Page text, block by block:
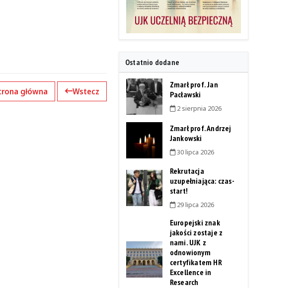
główna Wstecz
Ostatnio dodane
Zmarł prof. Jan
Pacławski
2 sierpnia 2026
Zmarł prof. Andrzej
Jankowski
30 lipca 2026
Rekrutacja
uzupełniająca: czas-
start!
29 lipca 2026
Europejski znak
jakości zostaje z
nami. UJK z
odnowionym
certyfikatem HR
Excellence in
Research